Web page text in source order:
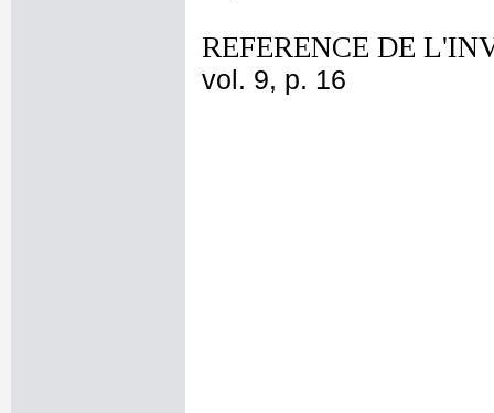
REFERENCE DE
vol. 9, p. 16